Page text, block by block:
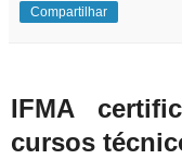
Compartilhar
IFMA
cursos